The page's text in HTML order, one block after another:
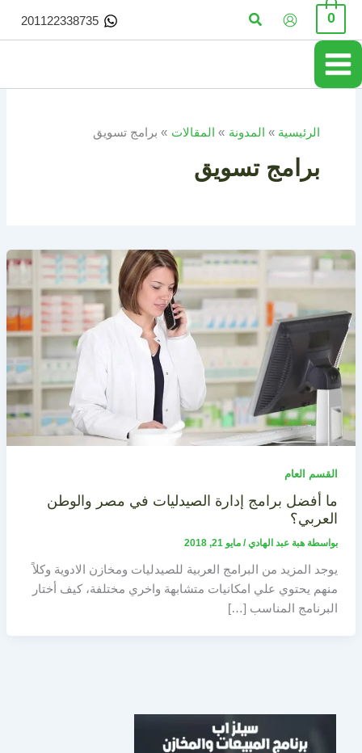
تخطي
المحتوى
0 البحث 201122338735
الرئيسية المدونة المقالات برامج تسويق
برامج تسويق
القسم العام
ما أفضل برامج إدارة الصيدليات في مصر والوطن
العربي؟
بواسطة هبة عبد الهادي/ مايو 21, 2018
يوجد المزيد من البرامج العربية للصيدليات ومخازن الادوية وكلاً
منهم يحتوي علي امكانيات متشابهة واخري مختلفة، كيف أختار
البرنامج المناسب […]